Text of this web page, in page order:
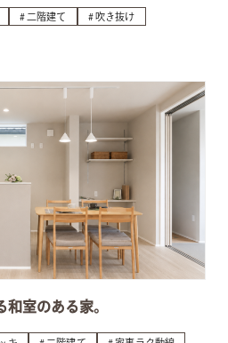
二階建て
吹き抜け
和室のある家。